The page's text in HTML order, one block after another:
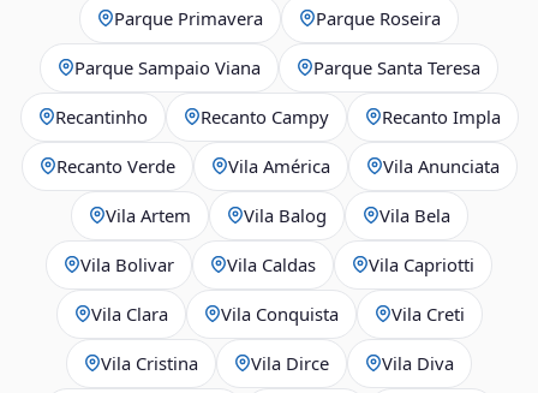
Parque Primavera Parque Roseira
Parque Sampaio Viana Parque Santa Teresa
Recantinho Recanto Campy Recanto Impla
Recanto Verde Vila América Vila Anunciata
Vila Artem Vila Balog Vila Bela
Vila Bolivar Vila Caldas Vila Capriotti
Vila Clara Vila Conquista Vila Creti
Vila Cristina Vila Dirce Vila Diva